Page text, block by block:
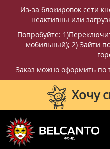
Из-за блокировок сети
неактивны или
Попробуйте:
мобильный); 2) Зайти
Заказ можно оформить по
Хочу